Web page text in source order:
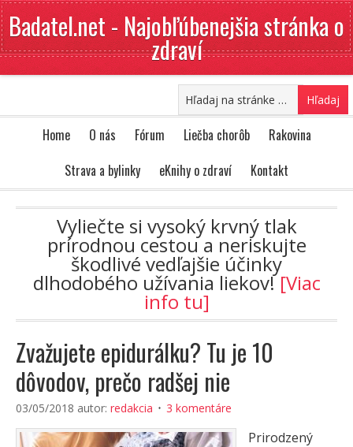
Badatel.net - Najobľúbenejšia stránka o
zdraví
Home O nás Fórum Liečba chorôb
Rakovina
Strava a bylinky
eKnihy o zdraví Kontakt
Vyliečte si vysoký krvný tlak
prírodnou cestou a neriskujte
škodlivé vedľajšie účinky
dlhodobého užívania liekov![Viac
info tu]
Zvažujete epidurálku? Tu je 10
dôvodov, prečo radšej nie
03/05/2018 autor: redakcia 3 komentáre
Prirodzený